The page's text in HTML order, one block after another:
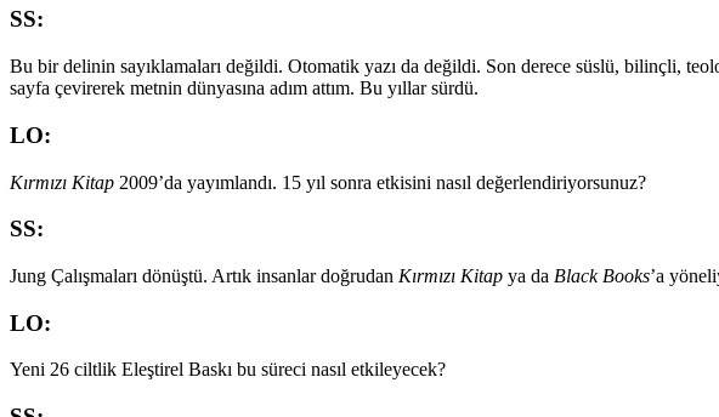
SS:
Bu bir delinin sayıklamaları değildi. Otomatik yazı da değildi. Son derece süslü, bilinçli,
sayfa çevirerek metnin dünyasına adım attım. Bu yıllar sürdü.
LO:
Kırmızı Kitap 2009’da yayımlandı. 15 yıl sonra etkisini nasıl değerlendiriyorsunuz?
SS:
Jung Çalışmaları dönüştü. Artık insanlar doğrudan Kırmızı Kitap ya da Black Books’a
LO:
Yeni 26 ciltlik Eleştirel Baskı bu süreci nasıl etkileyecek?